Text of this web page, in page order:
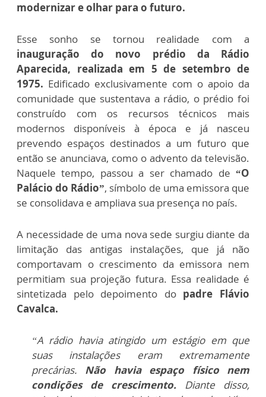
modernizar e olhar para o futuro.
Esse sonho se tornou realidade com a
inauguração do novo prédio da Rádio
Aparecida, realizada em 5 de setembro de
1975. Edificado exclusivamente com o apoio da
comunidade que sustentava a rádio, o prédio foi
construído com os recursos técnicos mais
modernos disponíveis à época e já nasceu
prevendo espaços destinados a um futuro que
então se anunciava, como o advento da televisão.
Naquele tempo, passou a ser chamado de “O
Palácio do Rádio”, símbolo de uma emissora que
se consolidava e ampliava sua presença no país.
A necessidade de uma nova sede surgiu diante da
limitação das antigas instalações, que já não
comportavam o crescimento da emissora nem
permitiam sua projeção futura. Essa realidade é
sintetizada pelo depoimento do padre Flávio
Cavalca.
“A rádio havia atingido um estágio em que
suas instalações eram extremamente
precárias. Não havia espaço físico nem
condições de crescimento. Diante disso,